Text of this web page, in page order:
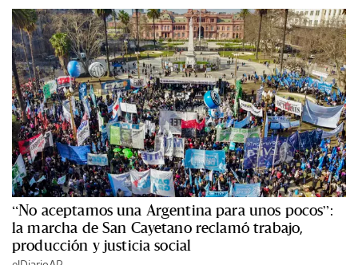
“No aceptamos una Argentina para unos pocos”:
la marcha de San Cayetano reclamó trabajo,
producción y justicia social